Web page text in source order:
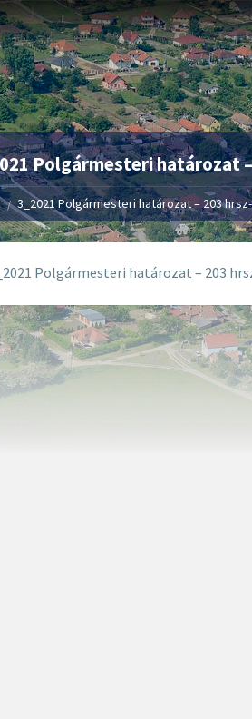
Polgármesteri határozat
3_2021 Polgármesteri határozat – 203
Polgármesteri határozat – 203